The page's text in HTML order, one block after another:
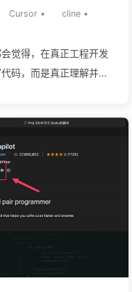
Cursor • cline •
觉得，在真正工程开发
码，而是真正理解并操
计算机使用功能如何让
什么资深工程师更推崇
读懂主流AI编程助手的
p/why-i-use-
。 文章内容AI编程助手
作流程的工具。作为一
，我对这些声称持谨慎